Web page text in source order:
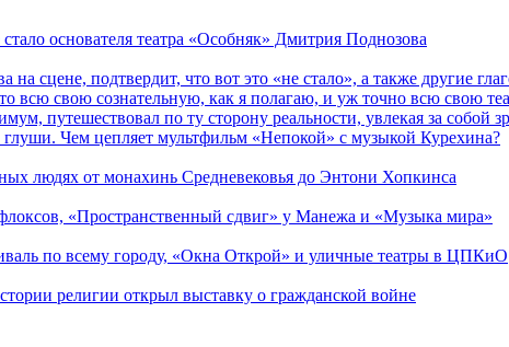
основателя театра «Особняк» Дмитрия Поднозова
на сцене, подтвердит, что вот это «не стало», а также другие
всю свою сознательную, как я полагаю, и уж точно всю свою
путешествовал по ту сторону реальности, увлекая за собой
Чем цепляет мультфильм «Непокой» с музыкой Курехина?
людях от монахинь Средневековья до Энтони Хопкинса
«Пространственный сдвиг» у Манежа и «Музыка мира»
по всему городу, «Окна Открой» и уличные театры в ЦПКиО
религии открыл выставку о гражданской войне